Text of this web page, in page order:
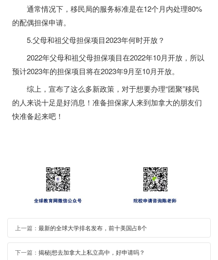
通常情况下，移民局的服务标准是在12个月内处理80%
的配偶担保申请。
5.父母和祖父母担保项目2023年何时开放？
2022年父母和祖父母担保项目在2022年10月开放，所以
预计2023年的担保项目将在2023年9月至10月开放。
综上，宣布了这么多新政策，对于想要办理“团聚”移民
的人来说十足是好消息！准备担保家人来到加拿大的朋友们
快准备起来吧！
上一篇： 最新的全球大学排名发布，前十美国占8个
下一篇： 揭秘|想去加拿大上私立高中，好申请吗？